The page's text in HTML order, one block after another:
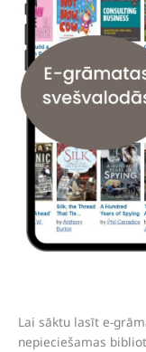
Lai sāktu lasīt e-
nepieciešamas